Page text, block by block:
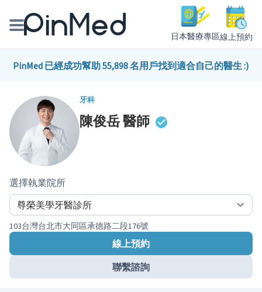
日本醫療專區線上預約
線上預約醫師、院所
醫師專欄專訪
健康主題館
PinMed 已經成功幫助 55,898 名用戶找到適合自己的醫生 :)
牙科
陳俊岳醫師
選擇執業院所
103台灣台北市大同區承德路二段176號
線上預約
聯繫諮詢